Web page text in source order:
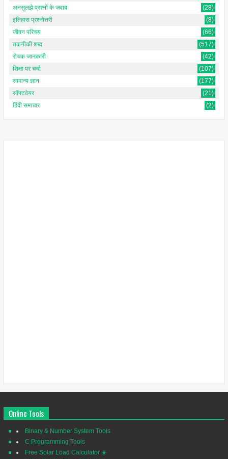
अनसुलझे प्रश्नों के जवाब
(28)
इतिहास प्रश्नोत्तरी
(8)
जीवन परिचय
(66)
तकनीकी शब्द
(517)
रोचक जानकारी
(42)
शिक्षा पर चर्चा
(107)
सामान्य ज्ञान
(177)
सॉफ्टवेयर
(21)
हिंदी समाचार
(2)
Online Tools
Binary & Number System Tools
C Programming Tools
Free Solar Load Calculator ☀️